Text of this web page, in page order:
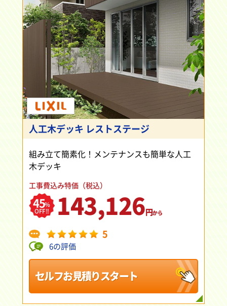
人工木デッキ レストステージ
組み立て簡素化！メンテナンスも簡単な人工
木デッキ
工事費込み特価（税込）
45%
OFF!! 143,126円から
5
6の評価
セルフお見積りスタート